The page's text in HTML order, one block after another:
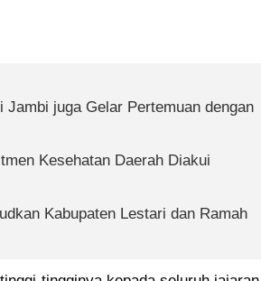
juga Gelar Pertemuan dengan
Kesehatan Daerah Diakui
Kabupaten Lestari dan Ramah